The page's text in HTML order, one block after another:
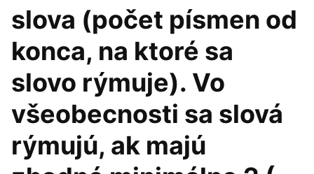
slova (počet písmen od
konca, na ktoré sa
slovo rýmuje). Vo
všeobecnosti sa slová
rýmujú, ak majú